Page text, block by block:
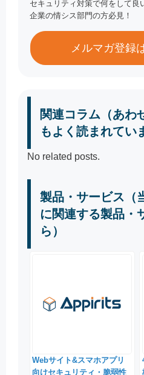
セキュリティ対策で何をして良
企業の情シス部門の方必見！
メルマガ登録
関連コラム（あわ
もよく読まれてい
No related posts.
製品・サービス（
に関連する製品・
ら）
Webサイト&スマホアプリ
向けセキュリティ・脆弱性